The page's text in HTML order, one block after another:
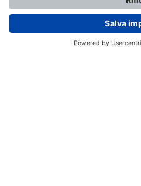
Cavo luminoso per motori
per motori Brose senza